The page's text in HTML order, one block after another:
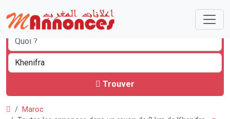
Trouver
Maroc